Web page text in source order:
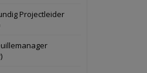
Projectleider